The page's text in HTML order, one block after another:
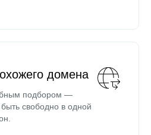
домена
подбором —
свободно в одной